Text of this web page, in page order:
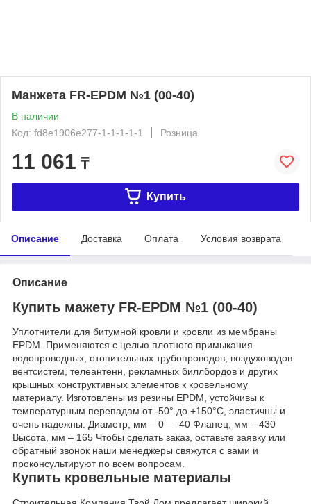
Манжета FR-EPDM №1 (00-40)
В наличии
Код: fd8e1906e277-1-1-1-1-1
Розница
11 061 ₸
Купить
Описание Доставка Оплата Условия возврата
Описание
Купить мажету FR-EPDM №1 (00-40)
Уплотнители для битумной кровли и кровли из мембраны
EPDM. Применяются с целью плотного примыкания
водопроводных, отопительных трубопроводов, воздуховодов
вентсистем, телеантенн, рекламных биллбордов и других
крышных конструктивных элементов к кровельному
материалу. Изготовлены из резины EPDM, устойчивы к
температурным перепадам от -50° до +150°C, эластичны и
очень надежны. Диаметр, мм – 0 — 40 Фланец, мм – 430
Высота, мм – 165 Чтобы сделать заказ, оставьте заявку или
обратный звонок наши менеджеры свяжутся с вами и
проконсультируют по всем вопросам.
Купить кровельные материалы